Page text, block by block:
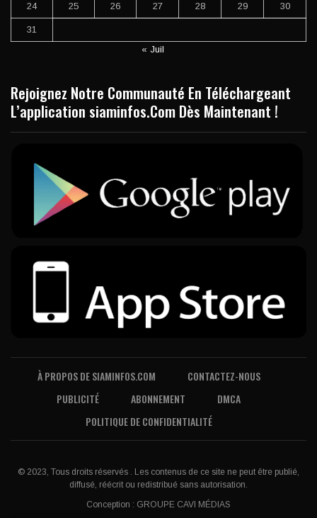
24 25 26 27 28 29 30
31
« Juil
Rejoignez Notre Communauté En Téléchargeant
L’application siaminfos.Com Dès Maintenant !
À PROPOS DE SIAMINFOS.COM
CONTACTEZ-NOUS
PUBLICITÉ
ABONNEMENT
DMCA
POLITIQUE DE CONFIDENTIALITÉ
© 2023, Tous droits réservés . Les contenus de ce site ne peut être publié,
diffusé, réécrit ou redistribué sans autorisation.
Conception : GROUPE CAVI MÉDIAS